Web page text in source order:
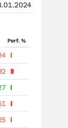
Perf. %